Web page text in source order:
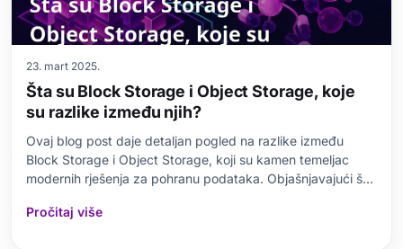
23. mart 2025.
Šta su Block Storage i Object Storage, koje
su razlike između njih?
Ovaj blog post daje detaljan pogled na razlike između
Block Storage i Object Storage, koji su kamen temeljac
modernih rješenja za pohranu podataka. Objašnjavajući šta
upotrebe, takođe su predstavljene definicije i prednosti
Pročitaj više